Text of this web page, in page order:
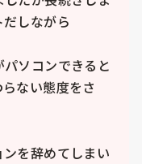
しながら
ソコンできると
ない態度をさ
を辞めてしまい